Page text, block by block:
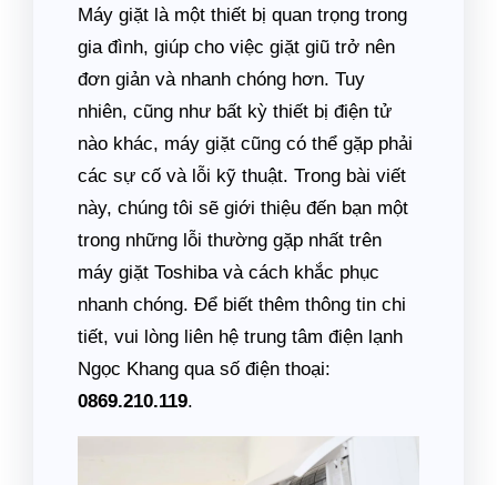
Máy giặt là một thiết bị quan trọng trong
gia đình, giúp cho việc giặt giũ trở nên
đơn giản và nhanh chóng hơn. Tuy
nhiên, cũng như bất kỳ thiết bị điện tử
nào khác, máy giặt cũng có thể gặp phải
các sự cố và lỗi kỹ thuật. Trong bài viết
này, chúng tôi sẽ giới thiệu đến bạn một
trong những lỗi thường gặp nhất trên
máy giặt Toshiba và cách khắc phục
nhanh chóng. Để biết thêm thông tin chi
tiết, vui lòng liên hệ trung tâm điện lạnh
Ngọc Khang qua số điện thoại:
0869.210.119.